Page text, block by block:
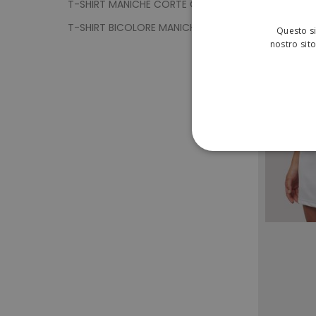
T-SHIRT MANICHE CORTE COLLO A V
T-SHIRT BICOLORE MANICHE CORTE
Questo
nostro
STRETTAMENTE
NON CLASSIFICATI
sito web non può essere